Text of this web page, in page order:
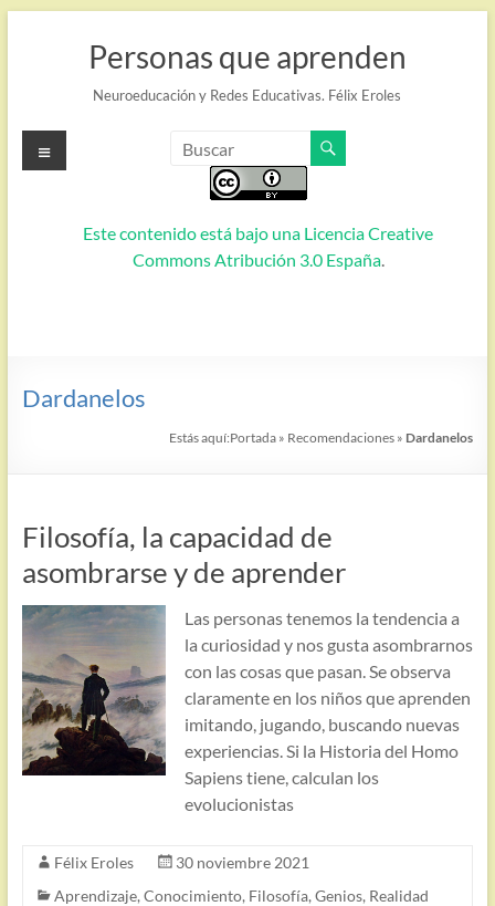
Personas que aprenden
Neuroeducación y Redes Educativas. Félix Eroles
Este contenido está bajo una Licencia Creative
Commons Atribución 3.0 España.
Menú
Dardanelos
Estás aquí:Portada » Recomendaciones » Dardanelos
Filosofía, la capacidad de
asombrarse y de aprender
Las personas tenemos la tendencia a
la curiosidad y nos gusta asombrarnos
con las cosas que pasan. Se observa
claramente en los niños que aprenden
imitando, jugando, buscando nuevas
experiencias. Si la Historia del Homo
Sapiens tiene, calculan los
evolucionistas
Félix Eroles
30 noviembre 2021
Aprendizaje, Conocimiento, Filosofía, Genios, Realidad